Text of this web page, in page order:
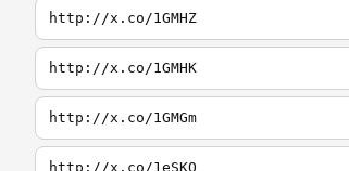
http://x.co/1GMHZ
http://x.co/1GMHK
http://x.co/1GMGm
http://x.co/1eSKQ